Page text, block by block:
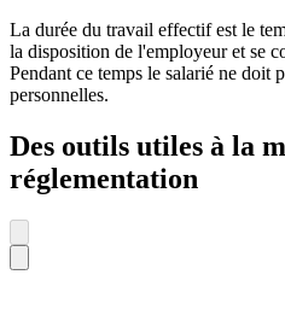
La durée du travail effectif est le
la disposition de l'employeur et se
Pendant ce temps le salarié ne doit
personnelles.
Des outils utiles à la
réglementation